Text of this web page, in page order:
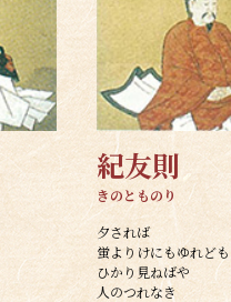
紀友則
きのとものり
夕されば
蛍よりけにもゆれども
ひかり見ねばや
人のつれなき